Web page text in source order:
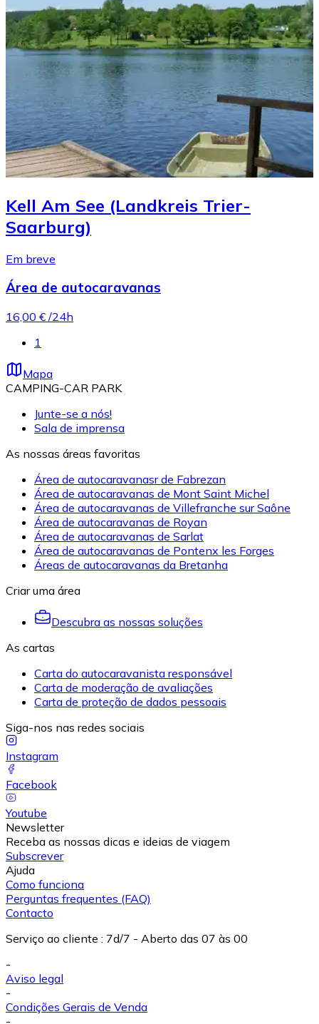
Kell Am See (Landkreis Trier-
Saarburg)
Em breve
Área de autocaravanas
16,00 € /24h
1
Mapa
CAMPING-CAR PARK
Junte-se a nós!
Sala de imprensa
As nossas áreas favoritas
Área de autocaravanasr de Fabrezan
Área de autocaravanas de Mont Saint Michel
Área de autocaravanas de Villefranche sur Saône
Área de autocaravanas de Royan
Área de autocaravanas de Sarlat
Área de autocaravanas de Pontenx les Forges
Áreas de autocaravanas da Bretanha
Criar uma área
Descubra as nossas soluções
As cartas
Carta do autocaravanista responsável
Carta de moderação de avaliações
Carta de proteção de dados pessoais
Siga-nos nas redes sociais
Instagram
Facebook
Youtube
Newsletter
Receba as nossas dicas e ideias de viagem
Subscrever
Ajuda
Como funciona
Perguntas frequentes (FAQ)
Contacto
Serviço ao cliente : 7d/7 - Aberto das 07 às 00
-
Aviso legal
-
Condições Gerais de Venda
-